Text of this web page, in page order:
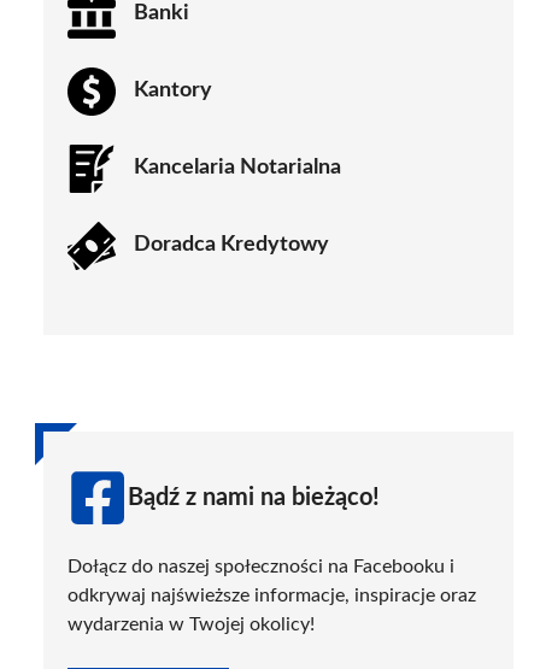
Banki
Kantory
Kancelaria Notarialna
Doradca Kredytowy
Bądź z nami na bieżąco!
Dołącz do naszej społeczności na Facebooku i
odkrywaj najświeższe informacje, inspiracje oraz
wydarzenia w Twojej okolicy!